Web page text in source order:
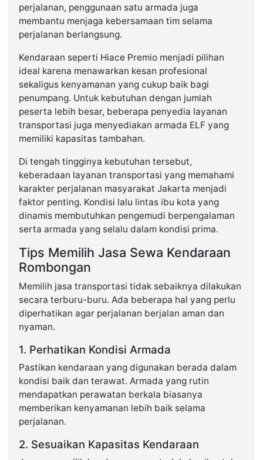
perjalanan, penggunaan satu armada juga
membantu menjaga kebersamaan tim selama
perjalanan berlangsung.
Kendaraan seperti Hiace Premio menjadi pilihan
ideal karena menawarkan kesan profesional
sekaligus kenyamanan yang cukup baik bagi
penumpang. Untuk kebutuhan dengan jumlah
peserta lebih besar, beberapa penyedia layanan
transportasi juga menyediakan armada ELF yang
memiliki kapasitas tambahan.
Di tengah tingginya kebutuhan tersebut,
keberadaan layanan transportasi yang memahami
karakter perjalanan masyarakat Jakarta menjadi
faktor penting. Kondisi lalu lintas ibu kota yang
dinamis membutuhkan pengemudi berpengalaman
serta armada yang selalu dalam kondisi prima.
Tips Memilih Jasa Sewa Kendaraan
Rombongan
Memilih jasa transportasi tidak sebaiknya dilakukan
secara terburu-buru. Ada beberapa hal yang perlu
diperhatikan agar perjalanan berjalan aman dan
nyaman.
1. Perhatikan Kondisi Armada
Pastikan kendaraan yang digunakan berada dalam
kondisi baik dan terawat. Armada yang rutin
mendapatkan perawatan berkala biasanya
memberikan kenyamanan lebih baik selama
perjalanan.
2. Sesuaikan Kapasitas Kendaraan